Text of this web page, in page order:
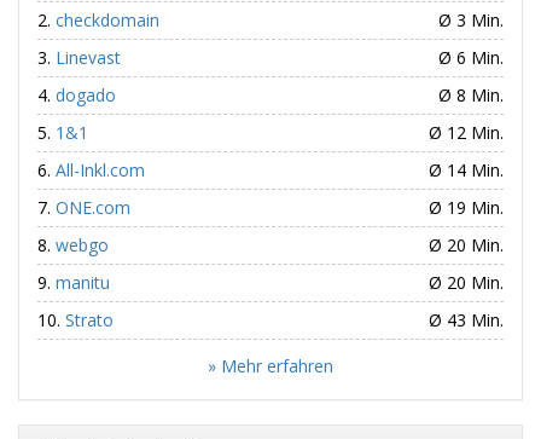
checkdomain
Ø 3 Min.
Linevast
Ø 6 Min.
dogado
Ø 8 Min.
1&1
Ø 12 Min.
All-Inkl.com
Ø 14 Min.
ONE.com
Ø 19 Min.
webgo
Ø 20 Min.
manitu
Ø 20 Min.
Strato
Ø 43 Min.
» Mehr erfahren